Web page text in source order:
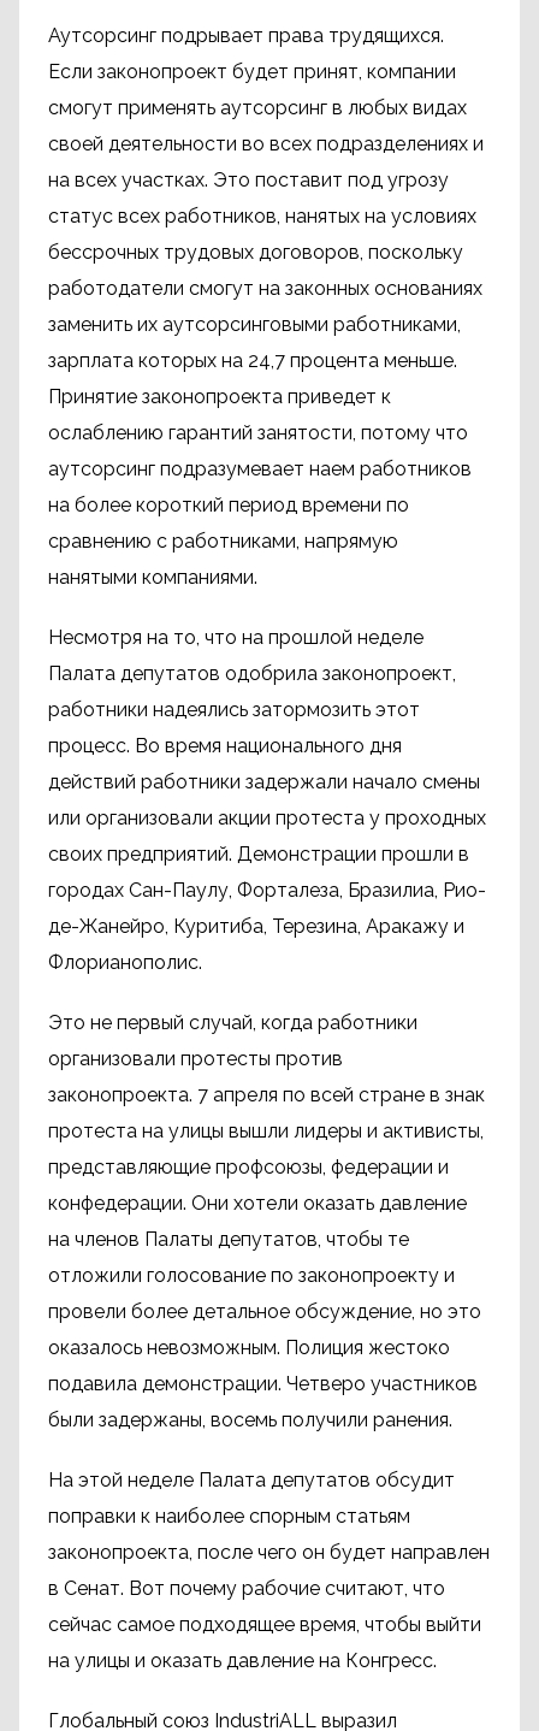
Аутсорсинг подрывает права трудящихся.
Если законопроект будет принят, компании
смогут применять аутсорсинг в любых видах
своей деятельности во всех подразделениях и
на всех участках. Это поставит под угрозу
статус всех работников, нанятых на условиях
бессрочных трудовых договоров, поскольку
работодатели смогут на законных основаниях
заменить их аутсорсинговыми работниками,
зарплата которых на 24,7 процента меньше.
Принятие законопроекта приведет к
ослаблению гарантий занятости, потому что
аутсорсинг подразумевает наем работников
на более короткий период времени по
сравнению с работниками, напрямую
нанятыми компаниями.
Несмотря на то, что на прошлой неделе
Палата депутатов одобрила законопроект,
работники надеялись затормозить этот
процесс. Во время национального дня
действий работники задержали начало смены
или организовали акции протеста у проходных
своих предприятий. Демонстрации прошли в
городах Сан-Паулу, Форталеза, Бразилиа, Рио-
де-Жанейро, Куритиба, Терезина, Аракажу и
Флорианополис.
Это не первый случай, когда работники
организовали протесты против
законопроекта. 7 апреля по всей стране в знак
протеста на улицы вышли лидеры и активисты,
представляющие профсоюзы, федерации и
конфедерации. Они хотели оказать давление
на членов Палаты депутатов, чтобы те
отложили голосование по законопроекту и
провели более детальное обсуждение, но это
оказалось невозможным. Полиция жестоко
подавила демонстрации. Четверо участников
были задержаны, восемь получили ранения.
На этой неделе Палата депутатов обсудит
поправки к наиболее спорным статьям
законопроекта, после чего он будет направлен
в Сенат. Вот почему рабочие считают, что
сейчас самое подходящее время, чтобы выйти
на улицы и оказать давление на Конгресс.
Глобальный союз IndustriALL выразил